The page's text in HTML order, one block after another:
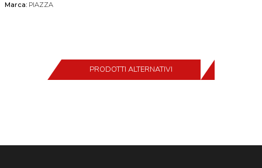
Marca: PIAZZA
PRODOTTI ALTERNATIVI